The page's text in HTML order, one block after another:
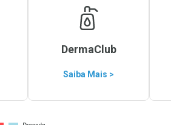
DermaClub
Saiba Mais >